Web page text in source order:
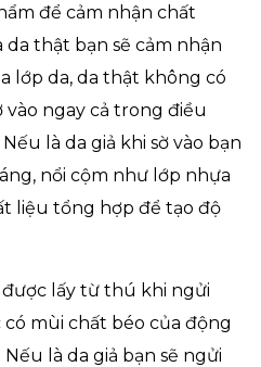
để cảm nhận chất
da thật bạn sẽ cảm nhận
lớp da, da thật không có
vào ngay cả trong điều
là da giả khi sờ vào bạn
nổi cộm như lớp nhựa
liệu tổng hợp để tạo độ
được lấy từ thú khi ngửi
mùi chất béo của động
là da giả bạn sẽ ngửi